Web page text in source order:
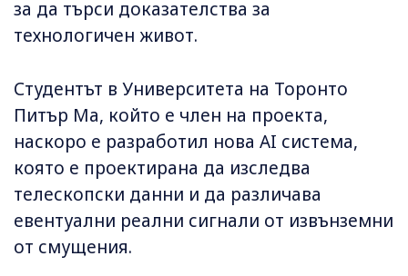
за да търси доказателства за
технологичен живот.
Студентът в Университета на Торонто
Питър Ма, който е член на проекта,
наскоро е разработил нова AI система,
която е проектирана да изследва
телескопски данни и да различава
евентуални реални сигнали от извънземни
от смущения.